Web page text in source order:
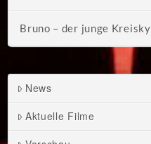
Bruno – der junge Kreisky
News
Aktuelle Filme